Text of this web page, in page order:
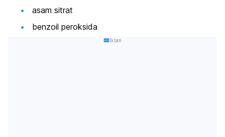
asam sitrat
benzoil peroksida
Iklan